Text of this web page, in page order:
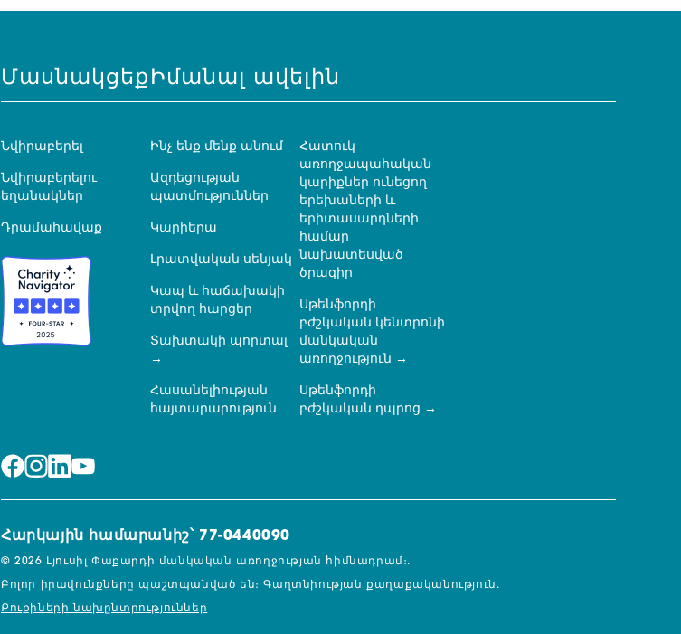
Մասնակցեք
Նվիրաբերել
Նվիրաբերելու
եղանակներ
Դրամահավաք
Իմանալ ավելին
Ինչ ենք մենք անում
Ազդեցության
պատմություններ
Կարիերա
Լրատվական սենյակ
Կապ և հաճախակի
տրվող հարցեր
Տախտակի պորտալ
Հասանելիության
հայտարարություն
Հատուկ
առողջապահական
կարիքներ ունեցող
երեխաների և
երիտասարդների
համար
նախատեսված
ծրագիր
Սթենֆորդի
բժշկական կենտրոնի
մանկական
առողջություն
Սթենֆորդի
բժշկական դպրոց
Հարկային համարանիշ՝ 77-0440090
© 2026 Լյուսիլ Փաքարդի մանկական առողջության հիմնադրամ։.
Բոլոր իրավունքները պաշտպանված են։Գաղտնիության քաղաքականություն.
Քուքիների նախընտրություններ